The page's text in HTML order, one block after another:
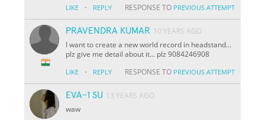
LIKE · REPLY RESPONSE TO PREVIOUS ATTEMPT
PRAVENDRA KUMAR 10 YEARS AGO
I want to create a new world record in headstand...
plz give me detail about it... plz 9084246908
LIKE · REPLY RESPONSE TO PREVIOUS ATTEMPT
EVA-1 SU 13 YEARS AGO
waw